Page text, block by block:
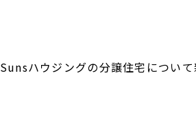
Sunsハウジングの分譲住宅について